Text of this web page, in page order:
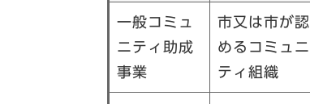
一般コミュ
ニティ助成
事業
市又は市が認
めるコミュニ
ティ組織